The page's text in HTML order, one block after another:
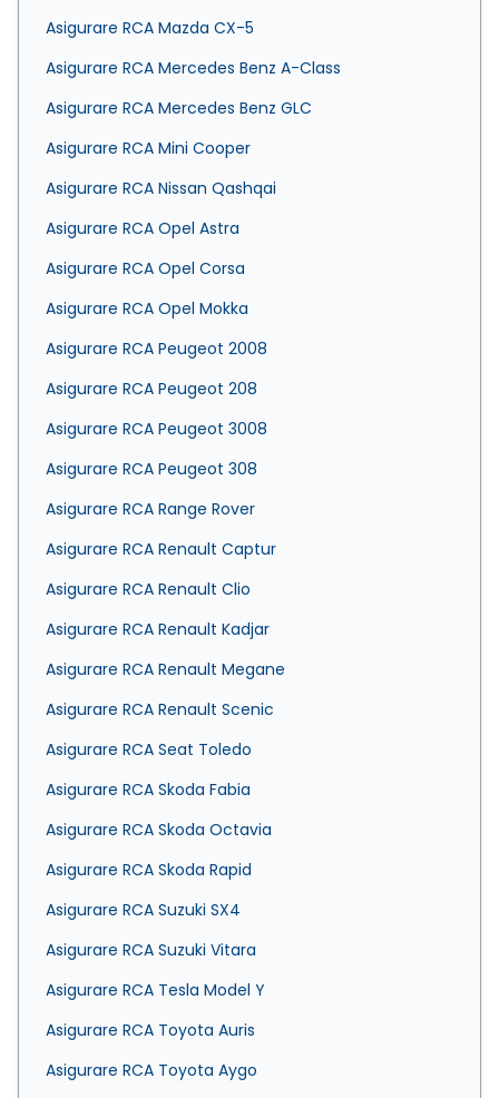
Asigurare RCA Mazda CX-5
Asigurare RCA Mercedes Benz A-Class
Asigurare RCA Mercedes Benz GLC
Asigurare RCA Mini Cooper
Asigurare RCA Nissan Qashqai
Asigurare RCA Opel Astra
Asigurare RCA Opel Corsa
Asigurare RCA Opel Mokka
Asigurare RCA Peugeot 2008
Asigurare RCA Peugeot 208
Asigurare RCA Peugeot 3008
Asigurare RCA Peugeot 308
Asigurare RCA Range Rover
Asigurare RCA Renault Captur
Asigurare RCA Renault Clio
Asigurare RCA Renault Kadjar
Asigurare RCA Renault Megane
Asigurare RCA Renault Scenic
Asigurare RCA Seat Toledo
Asigurare RCA Skoda Fabia
Asigurare RCA Skoda Octavia
Asigurare RCA Skoda Rapid
Asigurare RCA Suzuki SX4
Asigurare RCA Suzuki Vitara
Asigurare RCA Tesla Model Y
Asigurare RCA Toyota Auris
Asigurare RCA Toyota Aygo